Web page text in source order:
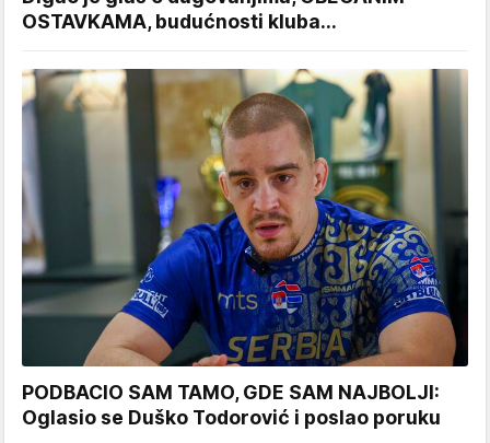
OSTAVKAMA, budućnosti kluba...
PODBACIO SAM TAMO, GDE SAM NAJBOLJI:
Oglasio se Duško Todorović i poslao poruku